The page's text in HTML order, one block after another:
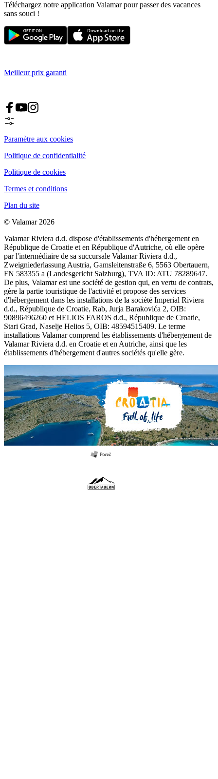
Téléchargez notre application Valamar pour passer des vacances
sans souci !
Meilleur prix garanti
Paramètre aux cookies
Politique de confidentialité
Politique de cookies
Termes et conditions
Plan du site
© Valamar 2026
Valamar Riviera d.d. dispose d'établissements d'hébergement en
République de Croatie et en République d'Autriche, où elle opère
par l'intermédiaire de sa succursale Valamar Riviera d.d.,
Zweigniederlassung Austria, Gamsleitenstraße 6, 5563 Obertauern,
FN 583355 a (Landesgericht Salzburg), TVA ID: ATU 78289647.
De plus, Valamar est une société de gestion qui, en vertu de contrats,
gère la partie touristique de l'activité et propose des services
d'hébergement dans les installations de la société Imperial Riviera
d.d., République de Croatie, Rab, Jurja Barakovića 2, OIB:
90896496260 et HELIOS FAROS d.d., République de Croatie,
Stari Grad, Naselje Helios 5, OIB: 48594515409. Le terme
installations Valamar comprend les établissements d'hébergement de
Valamar Riviera d.d. en Croatie et en Autriche, ainsi que les
établissements d'hébergement d'autres sociétés qu'elle gère.